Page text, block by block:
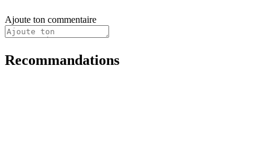
Ajoute ton commentaire
Recommandations